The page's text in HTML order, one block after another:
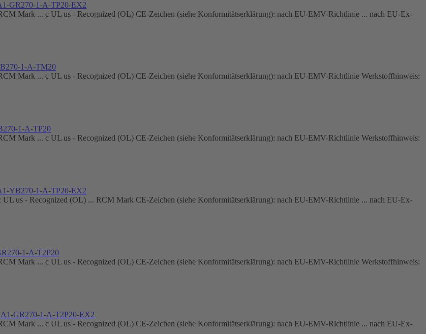
GR270-1-A-TP20-EX2
Mark ... c UL us - Recognized (OL) CE-Zeichen (siehe Konformitätserklärung): nach EU-EMV-Richtlinie ... nach EU-Ex-
1-A-TM20
Mark ... c UL us - Recognized (OL) CE-Zeichen (siehe Konformitätserklärung): nach EU-EMV-Richtlinie Werkstoffhinweis:
1-A-TP20
Mark ... c UL us - Recognized (OL) CE-Zeichen (siehe Konformitätserklärung): nach EU-EMV-Richtlinie Werkstoffhinweis:
YB270-1-A-TP20-EX2
us - Recognized (OL) ... RCM Mark CE-Zeichen (siehe Konformitätserklärung): nach EU-EMV-Richtlinie ... nach EU-Ex-
1-A-T2P20
Mark ... c UL us - Recognized (OL) CE-Zeichen (siehe Konformitätserklärung): nach EU-EMV-Richtlinie Werkstoffhinweis:
GR270-1-A-T2P20-EX2
Mark ... c UL us - Recognized (OL) CE-Zeichen (siehe Konformitätserklärung): nach EU-EMV-Richtlinie ... nach EU-Ex-